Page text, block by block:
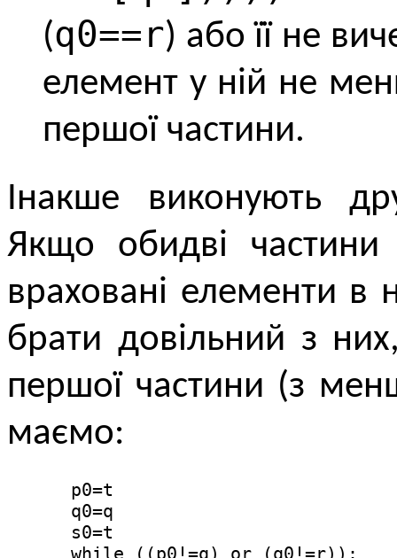
(q0==r) або її не
елемент у ній не
першої частини.
Інакше виконують
Якщо обидві
враховані елементи в
брати довільний з
першої частини (з
маємо:
      p0=t
      q0=q
      s0=t